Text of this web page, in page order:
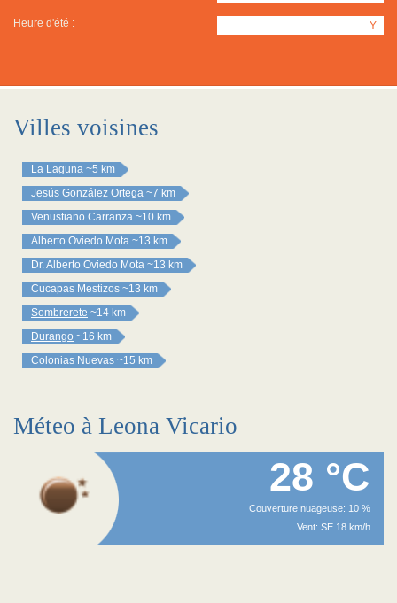
Heure d'été : Y
Villes voisines
La Laguna ~5 km
Jesús González Ortega ~7 km
Venustiano Carranza ~10 km
Alberto Oviedo Mota ~13 km
Dr. Alberto Oviedo Mota ~13 km
Cucapas Mestizos ~13 km
Sombrerete ~14 km
Durango ~16 km
Colonias Nuevas ~15 km
Méteo à Leona Vicario
28 °C
Couverture nuageuse: 10 %
Vent: SE 18 km/h